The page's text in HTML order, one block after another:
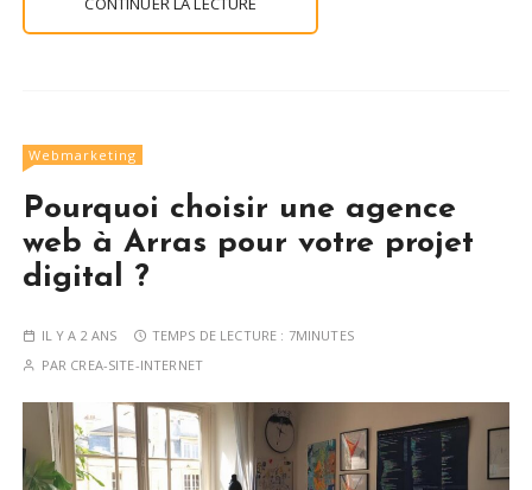
Webmarketing
Pourquoi choisir une agence
web à Arras pour votre projet
digital ?
IL Y A 2 ANS TEMPS DE LECTURE : 7MINUTES
PAR CREA-SITE-INTERNET